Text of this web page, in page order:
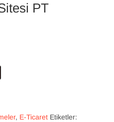
PT
, E-Ticaret Etiketler: